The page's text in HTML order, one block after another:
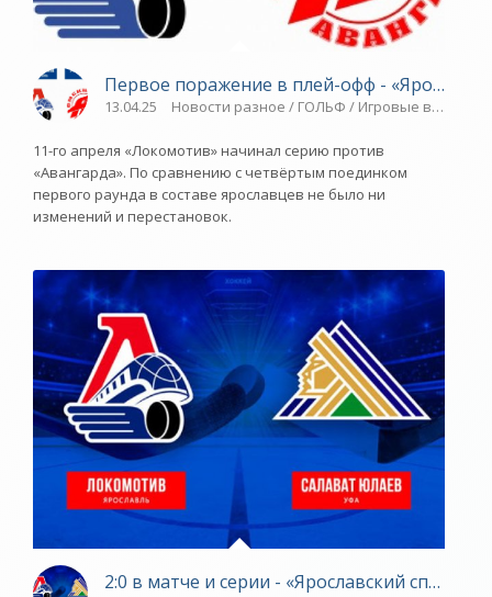
Первое поражение в плей-офф -
13.04.25 Новости разное / ГОЛЬФ / Игровые виды
11-го апреля «Локомотив» начинал серию против
«Авангарда». По сравнению с четвёртым поединком
первого раунда в составе ярославцев не было ни
изменений и перестановок.
2:0 в матче и серии - «Ярославский спорт»